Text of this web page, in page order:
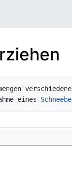
eines